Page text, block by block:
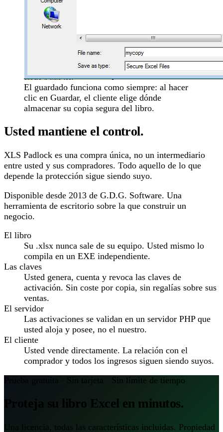
El guardado funciona como siempre: al hacer
clic en Guardar, el cliente elige dónde
almacenar su copia segura del libro.
Usted mantiene el control.
XLS Padlock es una compra única, no un intermediario
entre usted y sus compradores. Todo aquello de lo que
depende la protección sigue siendo suyo.
Disponible desde 2013 de G.D.G. Software. Una
herramienta de escritorio sobre la que construir un
negocio.
El libro
Su .xlsx nunca sale de su equipo. Usted mismo lo
compila en un EXE independiente.
Las claves
Usted genera, cuenta y revoca las claves de
activación. Sin coste por copia, sin regalías sobre sus
ventas.
El servidor
Las activaciones se validan en un servidor PHP que
usted aloja y posee, no el nuestro.
El cliente
Usted vende directamente. La relación con el
comprador y todos los ingresos siguen siendo suyos.
Prueba gratuita · Sin tarjeta · Sin límite de tiempo
Proteja su libro Excel en minutos.
Una licencia, todas las características incluidas. Propiedad